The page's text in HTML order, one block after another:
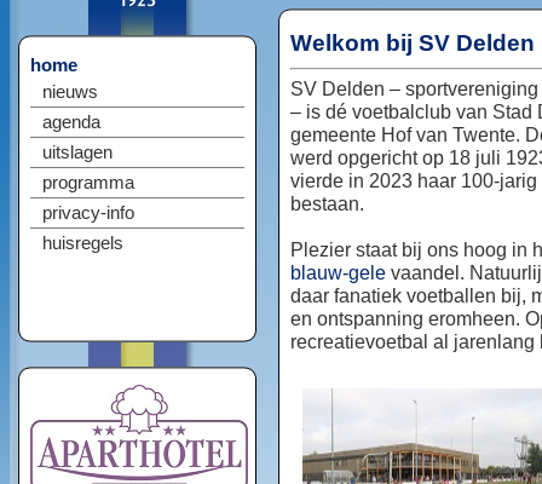
home
nieuws
agenda
uitslagen
programma
privacy-info
huisregels
Welkom bij SV Delden
SV Delden –
– is dé voetbalclub van Stad
gemeente Hof van Twente.
werd opgericht op 18 juli
vierde in 2023 haar 100-jarig
bestaan.
Plezier staat bij ons hoog in
blauw-gele vaandel.
daar fanatiek voetballen bij,
en ontspanning eromheen.
recreatievoetbal al jarenlang